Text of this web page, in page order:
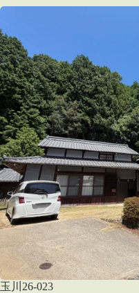
玉川26-023